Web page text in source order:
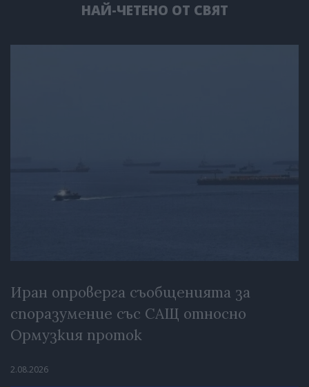
НАЙ-ЧЕТЕНО ОТ СВЯТ
Иран опроверга съобщенията за
споразумение със САЩ относно
Ормузкия проток
2.08.2026